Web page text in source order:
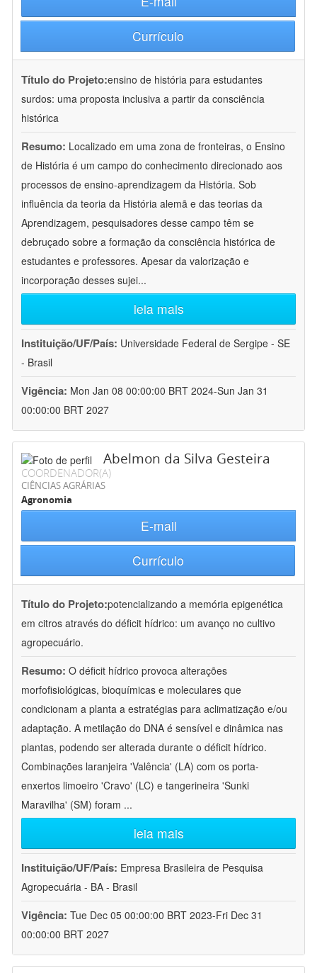
Currículo
Título do Projeto:ensino de história para estudantes
surdos: uma proposta inclusiva a partir da consciência
histórica
Resumo: Localizado em uma zona de fronteiras, o Ensino
de História é um campo do conhecimento direcionado aos
processos de ensino-aprendizagem da História. Sob
influência da teoria da História alemã e das teorias da
Aprendizagem, pesquisadores desse campo têm se
debruçado sobre a formação da consciência histórica de
estudantes e professores. Apesar da valorização e
incorporação desses sujei...
leia mais
Instituição/UF/País: Universidade Federal de Sergipe - SE
- Brasil
Vigência: Mon Jan 08 00:00:00 BRT 2024-Sun Jan 31
00:00:00 BRT 2027
Abelmon da Silva Gesteira
COORDENADOR(A)
CIÊNCIAS AGRÁRIAS
Agronomia
E-mail
Currículo
Título do Projeto:potencializando a memória epigenética
em citros através do déficit hídrico: um avanço no cultivo
agropecuário.
Resumo: O déficit hídrico provoca alterações
morfofisiológicas, bioquímicas e moleculares que
condicionam a planta a estratégias para aclimatização e/ou
adaptação. A metilação do DNA é sensível e dinâmica nas
plantas, podendo ser alterada durante o déficit hídrico.
Combinações laranjeira 'Valência' (LA) com os porta-
enxertos limoeiro 'Cravo' (LC) e tangerineira 'Sunki
Maravilha' (SM) foram ...
leia mais
Instituição/UF/País: Empresa Brasileira de Pesquisa
Agropecuária - BA - Brasil
Vigência: Tue Dec 05 00:00:00 BRT 2023-Fri Dec 31
00:00:00 BRT 2027